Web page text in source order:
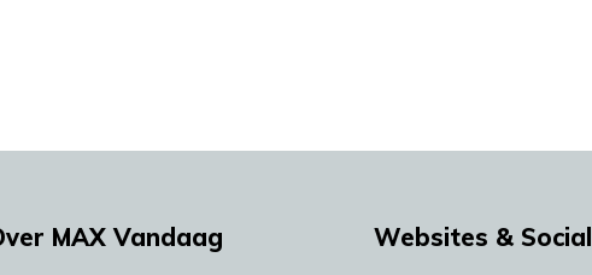
MAX Vandaag Websites & Social